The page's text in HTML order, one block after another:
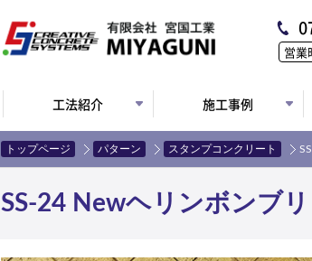
営業
工法紹介 施工事例
トップページ パターン スタンプコンクリート
SS-24 Newヘリンボンブ